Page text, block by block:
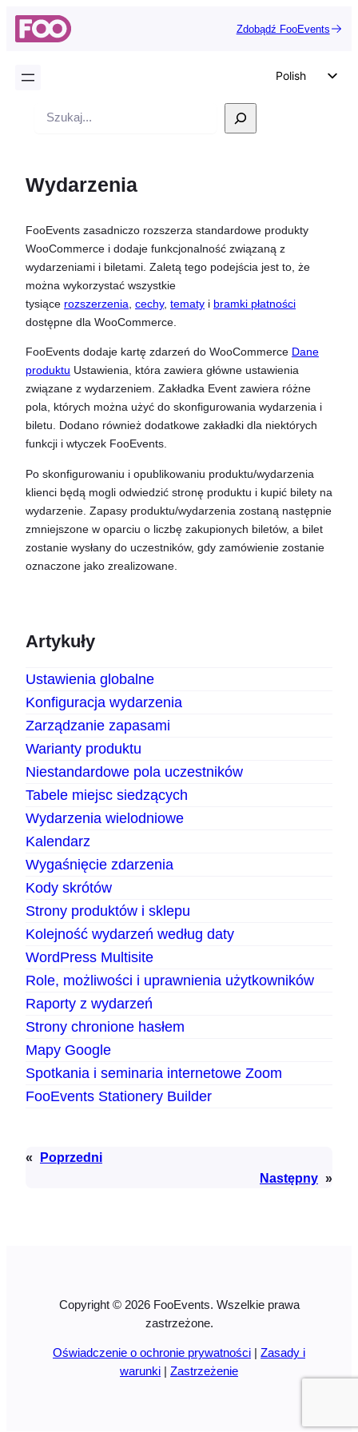
Zdobądź FooEvents
Polish
Portuguese
French
Greek
Wyszukiwanie
Wydarzenia
FooEvents zasadniczo rozszerza standardowe produkty
WooCommerce i dodaje funkcjonalność związaną z
wydarzeniami i biletami. Zaletą tego podejścia jest to, że
można wykorzystać wszystkie
tysiące rozszerzenia cechy, tematy i bramki płatności
dostępne dla WooCommerce.
FooEvents dodaje kartę zdarzeń do WooCommerce Dane
produktu Ustawienia, która zawiera główne ustawienia
związane z wydarzeniem. Zakładka Event zawiera różne
pola, których można użyć do skonfigurowania wydarzenia i
biletu. Dodano również dodatkowe zakładki dla niektórych
funkcji i wtyczek FooEvents.
Po skonfigurowaniu i opublikowaniu produktu/wydarzenia
klienci będą mogli odwiedzić stronę produktu i kupić bilety na
wydarzenie. Zapasy produktu/wydarzenia zostaną następnie
zmniejszone w oparciu o liczbę zakupionych biletów, a bilet
zostanie wysłany do uczestników, gdy zamówienie zostanie
oznaczone jako zrealizowane.
Artykuły
Ustawienia globalne
Konfiguracja wydarzenia
Zarządzanie zapasami
Warianty produktu
Niestandardowe pola uczestników
Tabele miejsc siedzących
Wydarzenia wielodniowe
Kalendarz
Wygaśnięcie zdarzenia
Kody skrótów
Strony produktów i sklepu
Kolejność wydarzeń według daty
WordPress Multisite
Role, możliwości i uprawnienia użytkowników
Raporty z wydarzeń
Strony chronione hasłem
Mapy Google
Spotkania i seminaria internetowe Zoom
FooEvents Stationery Builder
«
Poprzedni
Następny »
Copyright © 2026 FooEvents. Wszelkie prawa
zastrzeżone.
Oświadczenie o ochronie prywatności
Zasady i
warunki
Zastrzeżenie